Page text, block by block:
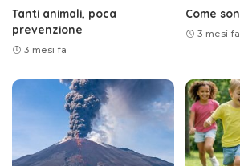
Tanti animali, poca
prevenzione
3 mesi fa
Come
3 mesi fa